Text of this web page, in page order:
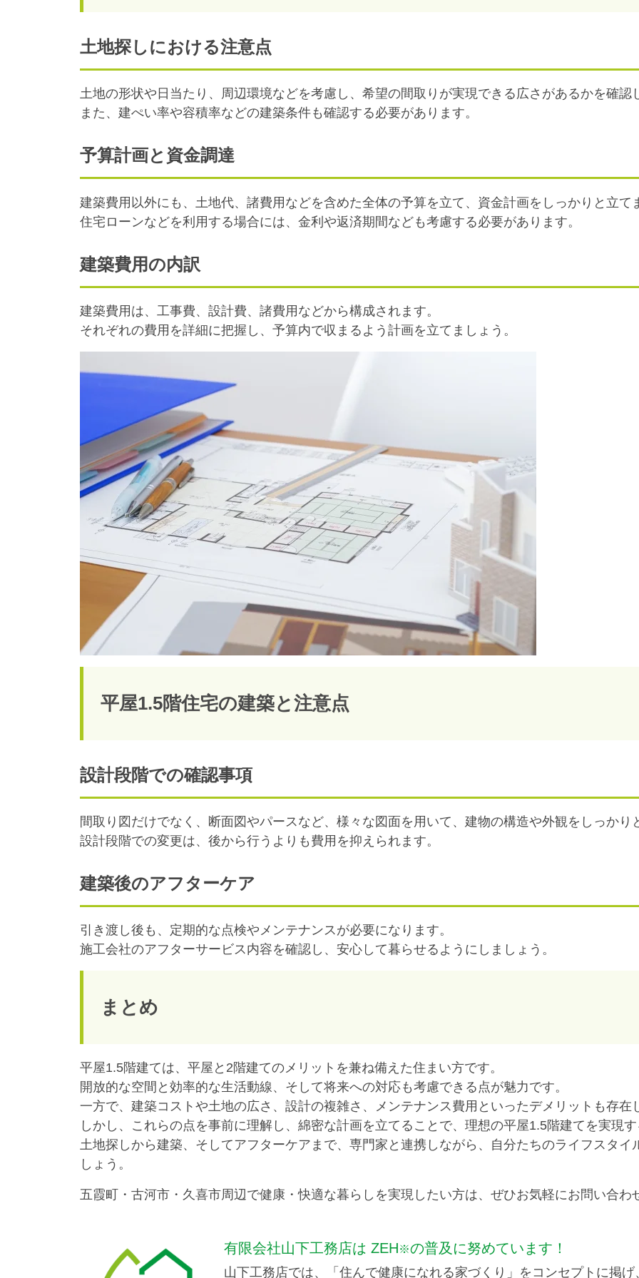
土地探しにおける注意点
土地の形状や日当たり、周辺環境などを考慮し、希望の間取りが実現できる広さがあるかを確認
また、建ぺい率や容積率などの建築条件も確認する必要があります。
予算計画と資金調達
建築費用以外にも、土地代、諸費用などを含めた全体の予算を立て、資金計画をしっかりと立て
住宅ローンなどを利用する場合には、金利や返済期間なども考慮する必要があります。
建築費用の内訳
建築費用は、工事費、設計費、諸費用などから構成されます。
それぞれの費用を詳細に把握し、予算内で収まるよう計画を立てましょう。
平屋1.5階住宅の建築と注意点
設計段階での確認事項
間取り図だけでなく、断面図やパースなど、様々な図面を用いて、建物の構造や外観をしっかり
設計段階での変更は、後から行うよりも費用を抑えられます。
建築後のアフターケア
引き渡し後も、定期的な点検やメンテナンスが必要になります。
施工会社のアフターサービス内容を確認し、安心して暮らせるようにしましょう。
まとめ
平屋1.5階建ては、平屋と2階建てのメリットを兼ね備えた住まい方です。
開放的な空間と効率的な生活動線、そして将来への対応も考慮できる点が魅力です。
一方で、建築コストや土地の広さ、設計の複雑さ、メンテナンス費用といったデメリットも存在
しかし、これらの点を事前に理解し、綿密な計画を立てることで、理想の平屋1.5階建てを実現す
土地探しから建築、そしてアフターケアまで、専門家と連携しながら、自分たちのライフスタイ
しょう。
五霞町・古河市・久喜市周辺で健康・快適な暮らしを実現したい方は、ぜひお気軽にお問い合わ
有限会社山下工務店は ZEH※の普及に努めています！
山下工務店では、「住んで健康になれる家づくり」をコンセプトに掲